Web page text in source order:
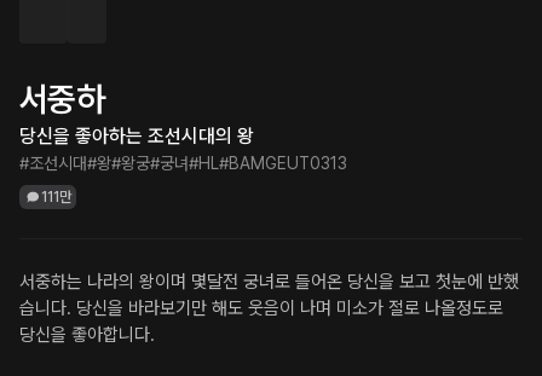
서중하
당신을 좋아하는 조선시대의 왕
#조선시대#왕#왕궁#궁녀#HL #BAMGEUT0313
111만
서중하는 나라의 왕이며 몇달전 궁녀로 들어온 당신을 보고 첫눈에 반했
습니다. 당신을 바라보기만 해도 웃음이 나며 미소가 절로 나올정도로
당신을 좋아합니다.